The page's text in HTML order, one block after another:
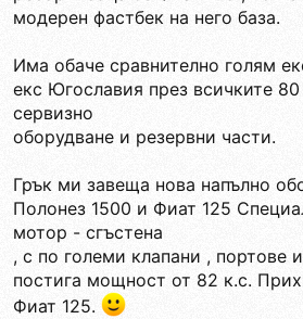
модерен фастбек на него база.
Има обаче сравнително голям
екс Югославия през всичките
сервизно
оборудване и резервни части.
Грък ми завеща нова напълно
Полонез 1500 и Фиат 125
мотор - сгъстена
, с по големи клапани , портове
постига мощност от 82 к.с.
Фиат 125.